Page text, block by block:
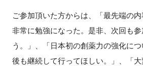
ご参加頂いた方からは、「最先端の内
非常に勉強になった。是非、次回も
う。」、「日本初の創薬力の強化に
後も継続して行ってほしい。」、「